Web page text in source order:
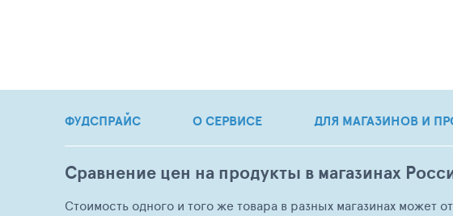
ФУДСПРАЙС О СЕРВИСЕ ДЛЯ МАГАЗИНОВ И
Сравнение цен на продукты в магазинах
Стоимость одного и того же товара в разных магазинах может